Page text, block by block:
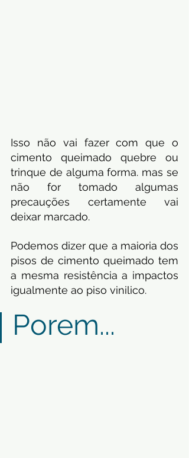
Isso não vai fazer com que o
cimento queimado quebre ou
trinque de alguma forma. mas se
não for tomado algumas
precauções certamente vai
deixar marcado.
Podemos dizer que a maioria dos
pisos de cimento queimado tem
a mesma resistência a impactos
igualmente ao piso vinilico.
Porem...